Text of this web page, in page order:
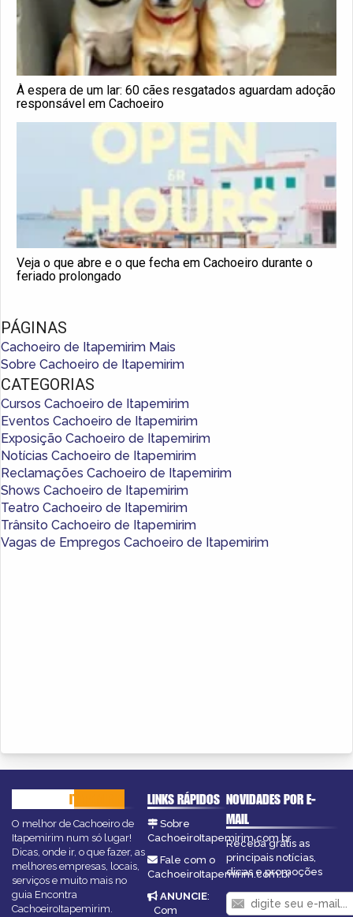
À espera de um lar: 60 cães resgatados aguardam adoção
responsável em Cachoeiro
Veja o que abre e o que fecha em Cachoeiro durante o
feriado prolongado
PÁGINAS
Cachoeiro de Itapemirim Mais
Sobre Cachoeiro de Itapemirim
CATEGORIAS
Cursos Cachoeiro de Itapemirim
Eventos Cachoeiro de Itapemirim
Exposição Cachoeiro de Itapemirim
Notícias Cachoeiro de Itapemirim
Reclamações Cachoeiro de Itapemirim
Shows Cachoeiro de Itapemirim
Teatro Cachoeiro de Itapemirim
Trânsito Cachoeiro de Itapemirim
Vagas de Empregos Cachoeiro de Itapemirim
ITAPEMIRIM
O melhor de Cachoeiro de
Itapemirim num só lugar!
Dicas, onde ir, o que fazer, as
melhores empresas, locais,
serviços e muito mais no
guia Encontra
CachoeiroItapemirim.
LINKS RÁPIDOS
Sobre
CachoeiroItapemirim.com.br
Fale com o
CachoeiroItapemirim.com.br
ANUNCIE:
Com
NOVIDADES POR E-
MAIL
Receba grátis as
principais notícias,
dicas e promoções